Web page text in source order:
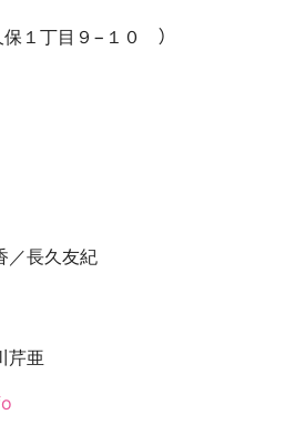
保１丁目９−１０ ）
／長久友紀
芹亜